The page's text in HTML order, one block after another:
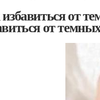
от
от